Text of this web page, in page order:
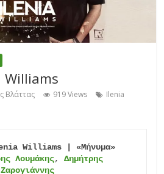
Williams
Βλάττας 919 Views
Ilenia
Williams
| «Μήνυμα»
Λουμάκης, Δημήτρης
Ζαρογιάννης